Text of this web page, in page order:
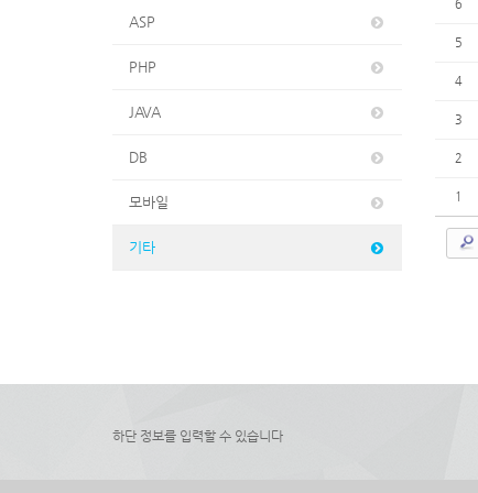
ASP
PHP
JAVA
DB
모바일
기타
6
5
4
3
2
1
하단 정보를 입력할 수 있습니다